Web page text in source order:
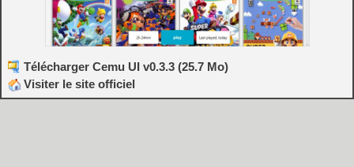
Télécharger Cemu UI v0.3.3 (25.7 Mo)
Visiter le site officiel